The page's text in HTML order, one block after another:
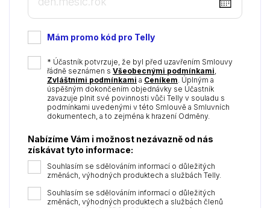
DD
dot
MM
dot
YYYY
Mám promo kód pro Telly
* Účastník potvrzuje, že byl před uzavřením Smlouvy
řádně seznámen s Všeobecnými podmínkami,
Zvláštními podmínkami a Ceníkem. Úplným a
úspěšným dokončením objednávky se Účastník
zavazuje plnit své povinnosti vůči Telly v souladu s
podmínkami uvedenými v této Smlouvě a Smluvních
dokumentech, a to zejména k hrazení Odměny.
Nabízíme Vám i možnost nezávazně od nás
získávat tyto informace:
Souhlasím se sdělováním informací o důležitých
změnách, výhodných produktech a službách Telly.
Souhlasím se sdělováním informací o důležitých
změnách, výhodných produktech a službách členů